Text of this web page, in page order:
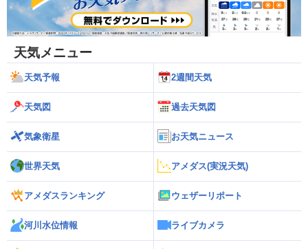
天気メニュー
天気予報 2週間天気
天気図 過去天気図
気象衛星 お天気ニュース
世界天気 アメダス(実況天気)
アメダスランキング ウェザーリポート
河川水位情報 ライブカメラ